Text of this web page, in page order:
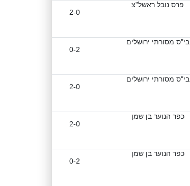
פרס נובל ראשל"צ
2-0
בי"ס מסורתי ירושלים
0-2
בי"ס מסורתי ירושלים
2-0
כפר הנוער בן שמן
2-0
כפר הנוער בן שמן
0-2